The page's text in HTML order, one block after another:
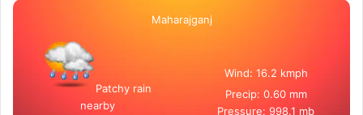
Maharajganj
Patchy rain
nearby
Wind: 16.2 kmph
Precip: 0.60 mm
Pressure: 998.1 mb